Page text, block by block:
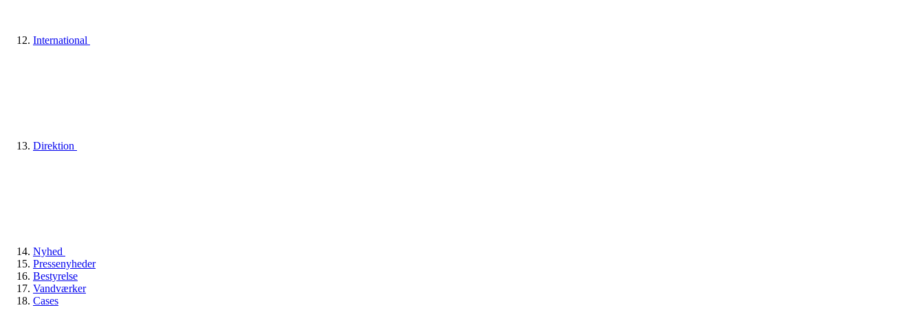
International
Direktion
Nyhed
Pressenyheder
Bestyrelse
Vandværker
Cases